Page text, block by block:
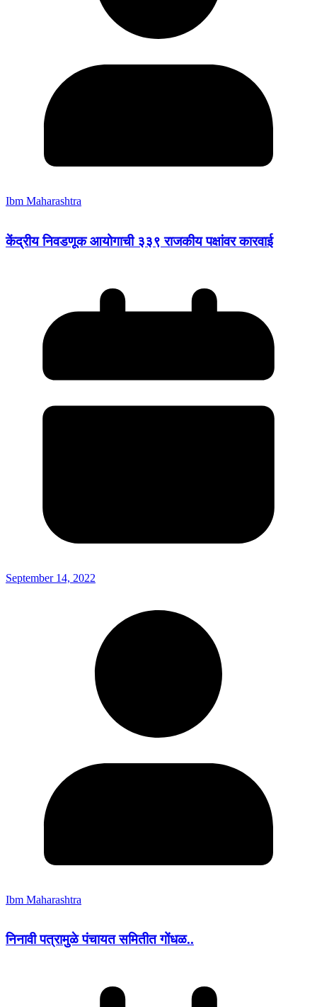
Ibm Maharashtra
केंद्रीय निवडणूक आयोगाची ३३९ राजकीय पक्षांवर कारवाई
September 14, 2022
Ibm Maharashtra
निनावी पत्रामुळे पंचायत समितीत गोंधळ..